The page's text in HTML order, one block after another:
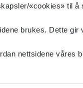
«cookies» til
brukes. Dette
nettsidene våres
faglig
av